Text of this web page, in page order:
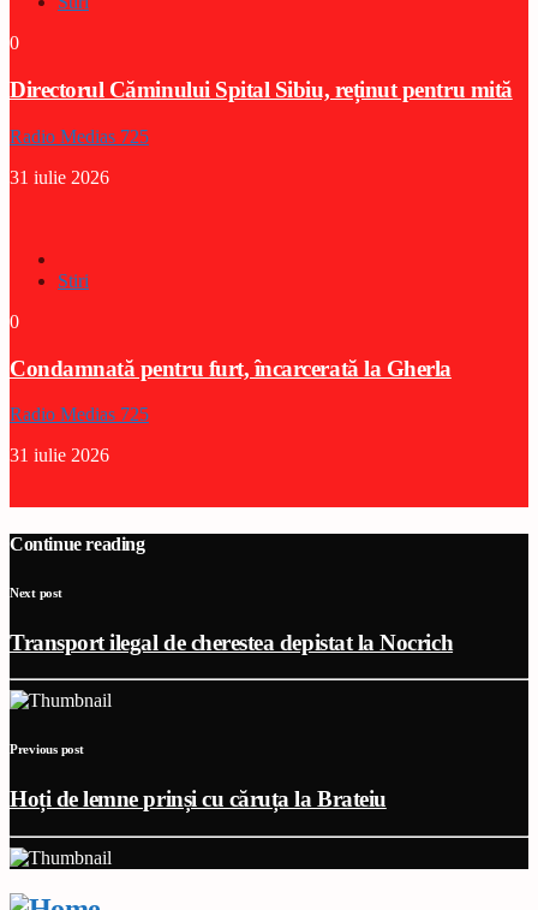
0
Directorul Căminului Spital Sibiu, reținut pentru mită
Radio Medias 725
31 iulie 2026
Stiri
0
Condamnată pentru furt, încarcerată la Gherla
Radio Medias 725
31 iulie 2026
Continue reading
Next post
Transport ilegal de cherestea depistat la Nocrich
Previous post
Hoți de lemne prinși cu căruța la Brateiu